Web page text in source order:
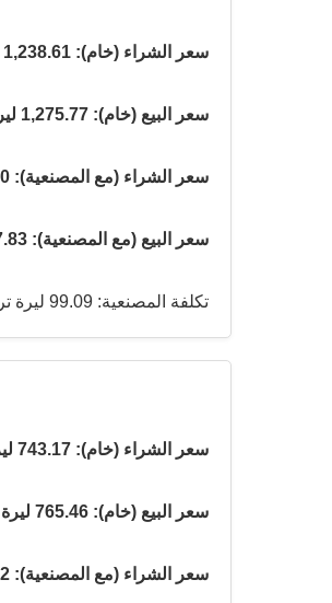
سعر الشراء (خام): 1,238.61 ليرة تركية
سعر البيع (خام): 1,275.77 ليرة تركية
سعر الشراء (مع المصنعية): 1,337.70 ليرة تركية
سعر البيع (مع المصنعية): 1,377.83 ليرة تركية
تكلفة المصنعية: 99.09 ليرة تركية
سعر الشراء (خام): 743.17 ليرة تركية
سعر البيع (خام): 765.46 ليرة تركية
سعر الشراء (مع المصنعية): 802.62 ليرة تركية